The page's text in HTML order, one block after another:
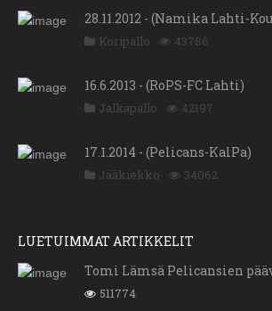
28.11.2012 - (Namika Lahti-
Koripallo 43786
16.6.2013 - (RoPS-FC Lahti)
Jalkapallo 42197
17.1.2014 - (Pelicans-KalPa)
Jääkiekko 34062
LUETUIMMAT ARTIKKELIT
Tomi Lämsä Pelicansien
511774